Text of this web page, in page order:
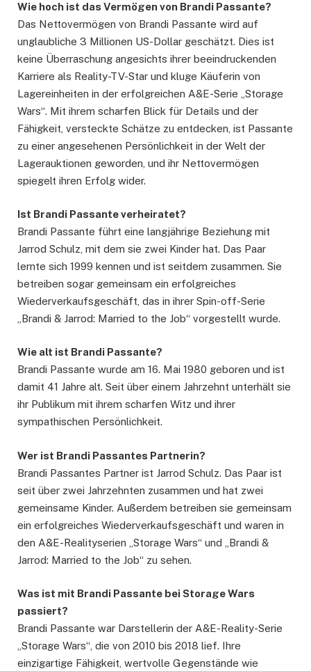
Wie hoch ist das Vermögen von Brandi Passante?
Das Nettovermögen von Brandi Passante wird auf
unglaubliche 3 Millionen US-Dollar geschätzt. Dies ist
keine Überraschung angesichts ihrer beeindruckenden
Karriere als Reality-TV-Star und kluge Käuferin von
Lagereinheiten in der erfolgreichen A&E-Serie „Storage
Wars“. Mit ihrem scharfen Blick für Details und der
Fähigkeit, versteckte Schätze zu entdecken, ist Passante
zu einer angesehenen Persönlichkeit in der Welt der
Lagerauktionen geworden, und ihr Nettovermögen
spiegelt ihren Erfolg wider.
Ist Brandi Passante verheiratet?
Brandi Passante führt eine langjährige Beziehung mit
Jarrod Schulz, mit dem sie zwei Kinder hat. Das Paar
lernte sich 1999 kennen und ist seitdem zusammen. Sie
betreiben sogar gemeinsam ein erfolgreiches
Wiederverkaufsgeschäft, das in ihrer Spin-off-Serie
„Brandi & Jarrod: Married to the Job“ vorgestellt wurde.
Wie alt ist Brandi Passante?
Brandi Passante wurde am 16. Mai 1980 geboren und ist
damit 41 Jahre alt. Seit über einem Jahrzehnt unterhält sie
ihr Publikum mit ihrem scharfen Witz und ihrer
sympathischen Persönlichkeit.
Wer ist Brandi Passantes Partnerin?
Brandi Passantes Partner ist Jarrod Schulz. Das Paar ist
seit über zwei Jahrzehnten zusammen und hat zwei
gemeinsame Kinder. Außerdem betreiben sie gemeinsam
ein erfolgreiches Wiederverkaufsgeschäft und waren in
den A&E-Realityserien „Storage Wars“ und „Brandi &
Jarrod: Married to the Job“ zu sehen.
Was ist mit Brandi Passante bei Storage Wars
passiert?
Brandi Passante war Darstellerin der A&E-Reality-Serie
„Storage Wars“, die von 2010 bis 2018 lief. Ihre
einzigartige Fähigkeit, wertvolle Gegenstände wie